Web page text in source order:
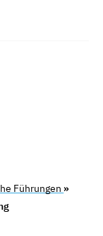
Führungen »